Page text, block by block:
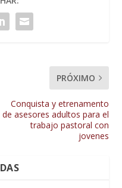
PRÓXIMO
Conquista y etrenamento
de asesores adultos para el
trabajo pastoral con
jovenes